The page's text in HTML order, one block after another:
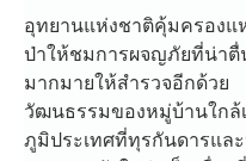
อุทยานแห่งชาติคุ้มครองแ
ป่าให้ชมการผจญภัยที่น่า
มากมายให้สำรวจอีกด้ว
วัฒนธรรมของหมู่บ้านใก
ภูมิประเทศที่ทุรกันดารแล